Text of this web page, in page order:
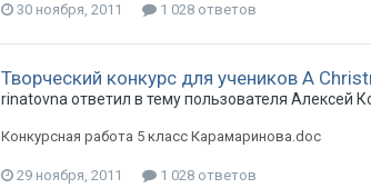
30 ноября, 2011 1 028 ответов
Творческий конкурс для учеников A
rinatovna ответил в тему пользователя Алексей
Конкурсная работа 5 класс Карамаринова.doc
29 ноября, 2011 1 028 ответов